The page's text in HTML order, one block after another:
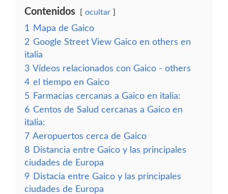
Contenidos ocultar
1
Mapa de Gaico
2 Google Street View Gaico en others en
italia
3 Vídeos relacionados con Gaico - others
4 el tiempo en Gaico
5 Farmacias cercanas a Gaico en italia:
6 Centos de Salud cercanas a Gaico en
italia:
7 Aeropuertos cerca de Gaico
8 Distancia entre Gaico y las principales
ciudades de Europa
9 Distacia entre Gaico y las principales
ciudades de Europa